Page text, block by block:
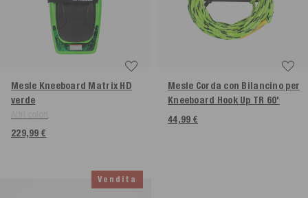
Mesle Kneeboard Matrix HD
verde
229,99 €
Mesle Corda con Bilancino per
Kneeboard Hook Up TR 60'
44,99 €
Vendita